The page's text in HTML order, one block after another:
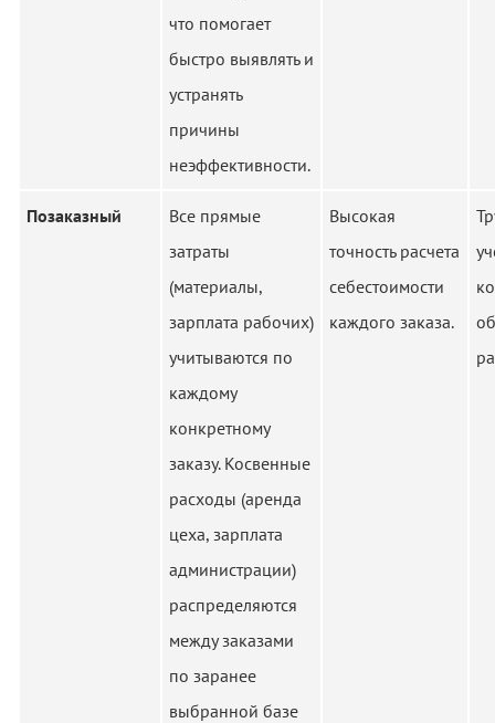
что помогает
быстро выявлять и
устранять
причины
неэффективности.
Позаказный
Все прямые
затраты
(материалы,
зарплата рабочих)
учитываются по
каждому
конкретному
заказу. Косвенные
расходы (аренда
цеха, зарплата
администрации)
распределяются
между заказами
по заранее
выбранной базе
Высокая
точность расчета
себестоимости
каждого заказа.